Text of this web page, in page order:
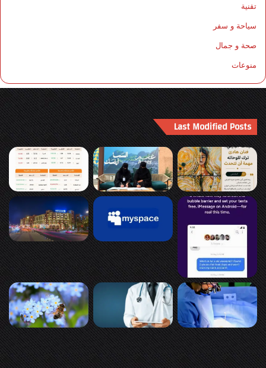
تقنية
سياحة و سفر
صحة و جمال
منوعات
Last Modified Posts